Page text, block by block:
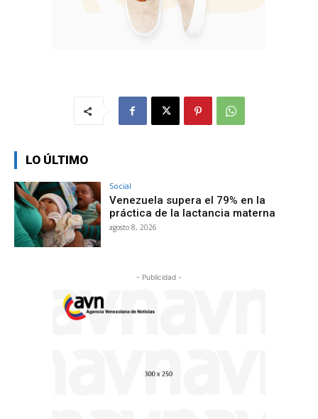
LO ÚLTIMO
Social
Venezuela supera el 79% en la
práctica de la lactancia materna
agosto 8, 2026
- Publicidad -